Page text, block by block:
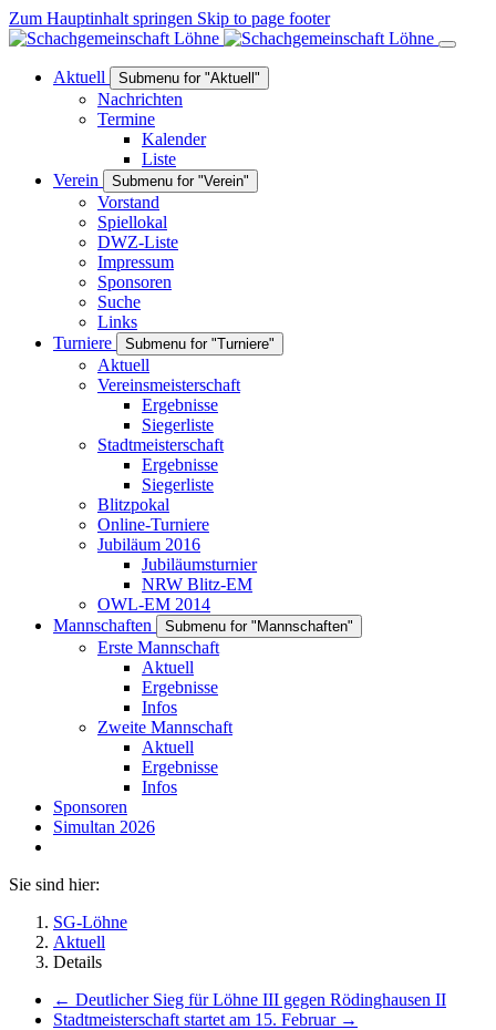
Zum Hauptinhalt springen Skip to page footer
Aktuell Submenu for "Aktuell"
Nachrichten
Termine
Kalender
Liste
Verein
Submenu for "Verein"
Vorstand
Spiellokal
DWZ-Liste
Impressum
Sponsoren
Suche
Links
Turniere
Submenu for "Turniere"
Aktuell
Vereinsmeisterschaft
Ergebnisse
Siegerliste
Stadtmeisterschaft
Ergebnisse
Siegerliste
Blitzpokal
Online-Turniere
Jubiläum 2016
Jubiläumsturnier
NRW Blitz-EM
OWL-EM 2014
Mannschaften
Submenu for "Mannschaften"
Erste Mannschaft
Aktuell
Ergebnisse
Infos
Zweite Mannschaft
Aktuell
Ergebnisse
Infos
Sponsoren
Simultan 2026
Sie sind hier:
SG-Löhne
Aktuell
Details
← Deutlicher Sieg für Löhne III gegen Rödinghausen II
Stadtmeisterschaft startet am 15. Februar →